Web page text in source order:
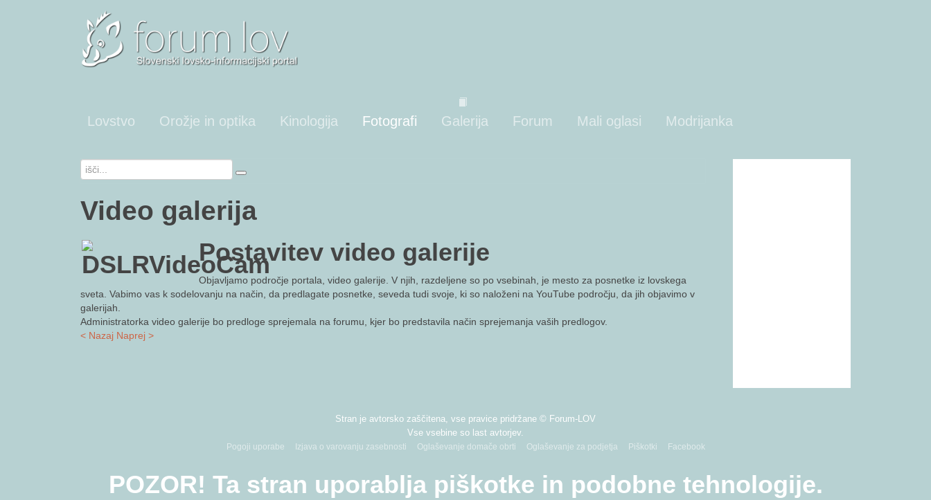
Lovstvo Orožje in optika Kinologija Fotografi Galerija Forum Mali oglasi Modrijanka
Video galerija
Postavitev video galerije
Objavljamo področje portala, video galerije. V njih, razdeljene so po vsebinah, je mesto za posnetke iz lovskega
sveta. Vabimo vas k sodelovanju na način, da predlagate posnetke, seveda tudi svoje, ki so naloženi na YouTube področju, da jih objavimo v
galerijah.
Administratorka video galerije bo predloge sprejemala na forumu, kjer bo predstavila način sprejemanja vaših predlogov.
< Nazaj Naprej >
Stran je avtorsko zaščitena, vse pravice pridržane © Forum-LOV
Vse vsebine so last avtorjev.
Pogoji uporabe Izjava o varovanju zasebnosti Oglaševanje domače obrti Oglaševanje za podjetja Piškotki Facebook
POZOR! Ta stran uporablja piškotke in podobne tehnologije.